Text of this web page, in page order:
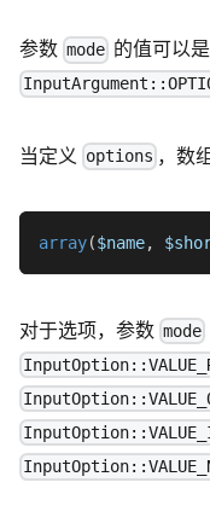
参数 mode 的值可以是
当定义 options ，数
array($name,
对于选项，参数 mode